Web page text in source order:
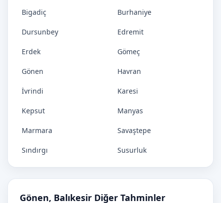
Bigadiç Burhaniye
Dursunbey Edremit
Erdek Gömeç
Gönen Havran
İvrindi Karesi
Kepsut Manyas
Marmara Savaştepe
Sındırgı Susurluk
Gönen, Balıkesir Diğer Tahminler